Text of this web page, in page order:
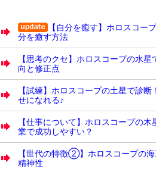
【自分を癒す】ホロスコー
分を癒す方法
【思考のクセ】ホロスコープの水
向と修正点
【試練】ホロスコープの土星で診
せになれる♪
【仕事について】ホロスコープの
業で成功しやすい？
【世代の特徴②】ホロスコープの
精神性